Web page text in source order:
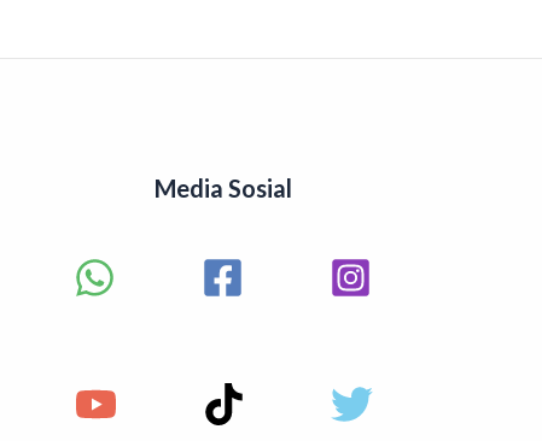
Media Sosial